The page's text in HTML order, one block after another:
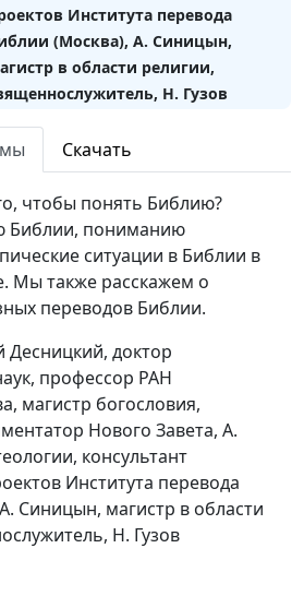
Института перевода
(Москва), А. Синицын,
в области религии,
Н. Гузов
В. Кузнецова, о.
Иннокентий (Павлов), А.
Е. Зайцев, А. Сомов,
Лобанов, ведущий
сотрудник Института
Библии им. М. П.
Е. Зайцев, доктор
кандидат философских
Н. Гузов
Десницкий, доктор
наук,
#21
Скачать
чтобы понять Библию?
Библии, пониманию
ситуации в Библии в
Мы также расскажем о
переводов Библии.
Десницкий, доктор
профессор РАН
магистр богословия,
Нового Завета, А.
консультант
Института перевода
Синицын, магистр в области
Н. Гузов